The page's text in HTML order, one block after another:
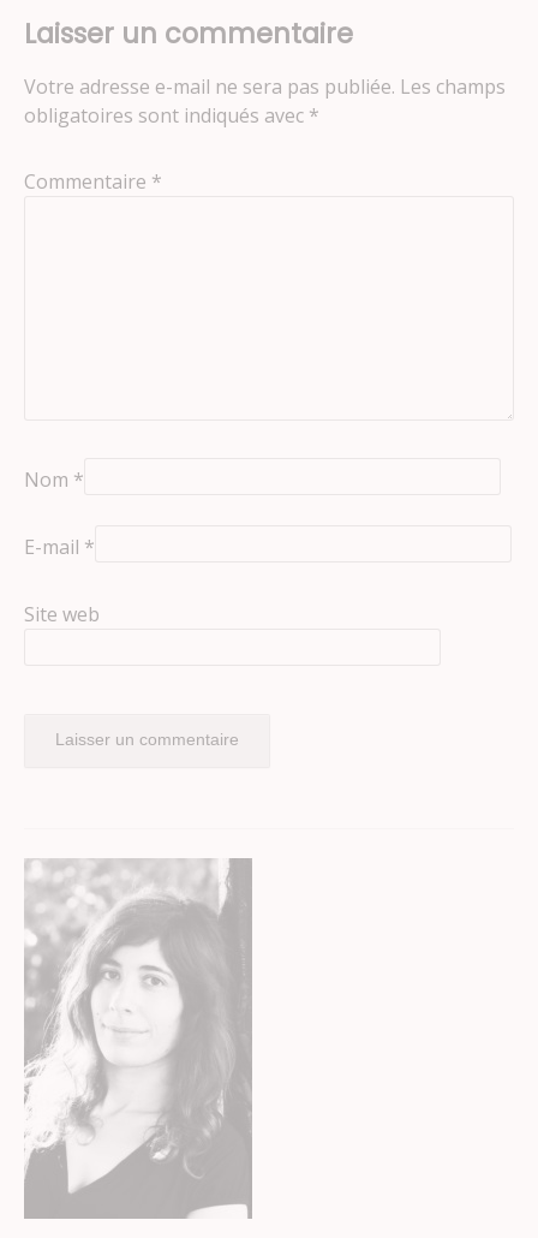
Laisser un commentaire
Votre adresse e-mail ne sera pas publiée. Les champs
obligatoires sont indiqués avec *
Commentaire *
Nom *
E-mail *
Site web